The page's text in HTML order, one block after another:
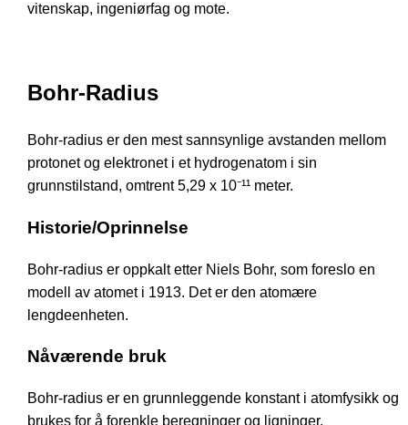
vitenskap, ingeniørfag og mote.
Bohr-Radius
Bohr-radius er den mest sannsynlige avstanden mellom
protonet og elektronet i et hydrogenatom i sin
grunnstilstand, omtrent 5,29 x 10⁻¹¹ meter.
Historie/Oprinnelse
Bohr-radius er oppkalt etter Niels Bohr, som foreslo en
modell av atomet i 1913. Det er den atomære
lengdeenheten.
Nåværende bruk
Bohr-radius er en grunnleggende konstant i atomfysikk og
brukes for å forenkle beregninger og ligninger.